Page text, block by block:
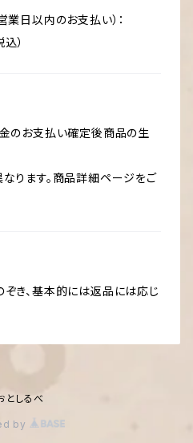
日以内のお支払い）：
）
のお支払い確定後商品の生
ります。商品詳細ページをご
き、基本的には返品には応じ
しるべ
by